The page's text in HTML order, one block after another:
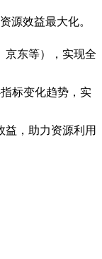
源效益最大化。
京东等），实现全
标变化趋势，实
益，助力资源利用